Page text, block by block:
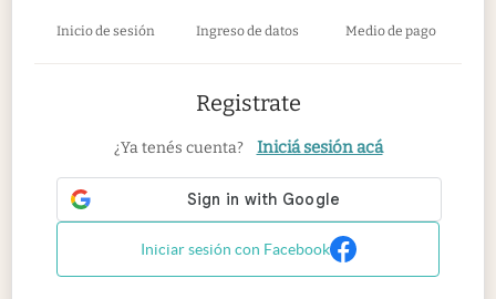
Inicio de sesión Ingreso de datos Medio de pago
Registrate
¿Ya tenés cuenta? Iniciá sesión acá
Iniciar sesión con Facebook